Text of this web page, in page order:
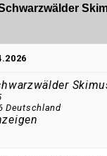
Deutschland